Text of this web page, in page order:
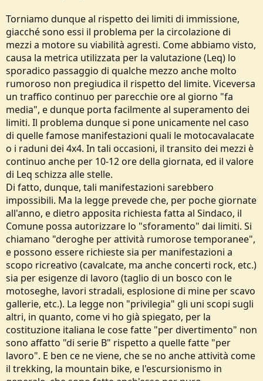
Torniamo dunque al rispetto dei limiti di immissione,
giacché sono essi il problema per la circolazione di
mezzi a motore su viabilità agresti. Come abbiamo visto,
causa la metrica utilizzata per la valutazione (Leq) lo
sporadico passaggio di qualche mezzo anche molto
rumoroso non pregiudica il rispetto del limite. Viceversa
un traffico continuo per parecchie ore al giorno "fa
media", e dunque porta facilmente al superamento dei
limiti. Il problema dunque si pone unicamente nel caso
di quelle famose manifestazioni quali le motocavalacate
o i raduni dei 4x4. In tali occasioni, il transito dei mezzi è
continuo anche per 10-12 ore della giornata, ed il valore
di Leq schizza alle stelle.
Di fatto, dunque, tali manifestazioni sarebbero
impossibili. Ma la legge prevede che, per poche giornate
all'anno, e dietro apposita richiesta fatta al Sindaco, il
Comune possa autorizzare lo "sforamento" dai limiti. Si
chiamano "deroghe per attività rumorose temporanee",
e possono essere richieste sia per manifestazioni a
scopo ricreativo (cavalcate, ma anche concerti rock, etc.)
sia per esigenze di lavoro (taglio di un bosco con le
motoseghe, lavori stradali, esplosione di mine per scavo
gallerie, etc.). La legge non "privilegia" gli uni scopi sugli
altri, in quanto, come vi ho già spiegato, per la
costituzione italiana le cose fatte "per divertimento" non
sono affatto "di serie B" rispetto a quelle fatte "per
lavoro". E ben ce ne viene, che se no anche attività come
il trekking, la mountain bike, e l'escursionismo in